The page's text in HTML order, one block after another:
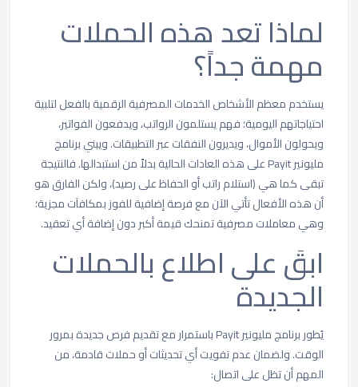
لماذا تعد هذه الحملات
مهمة جداً؟
يستخدم معظم الأشخاص الخدمات المصرفية الرقمية بالفعل لتلبية
احتياجاتهم اليومية؛ فهم يستلمون الرواتب، ويدفعون الفواتير،
ويحولون الأموال، ويديرون النفقات عبر التطبيقات. ويبني برنامج
مليونير Payit على هذه العادات الحالية بدلاً من استبدالها. فالنتيجة
تبقى كما هي (استلام راتب أو الحفاظ على رصيد)، ولكن الفارق هو
أن هذه الأفعال تأتي الآن مع فرصة إضافية للفوز بمكافآت مجزية؛
وهي معاملات مصرفية تمنحك قيمة أكبر دون إضافة أي تعقيد.
ابقَ على اطلاع بالحملات
الجديدة
يُطور برنامج مليونير Payit باستمرار مع تقديم فرص جديدة بمرور
الوقت. ولضمان عدم تفويت أي تحديثات أو حملات قادمة، من
المهم أن تظل على اتصال: